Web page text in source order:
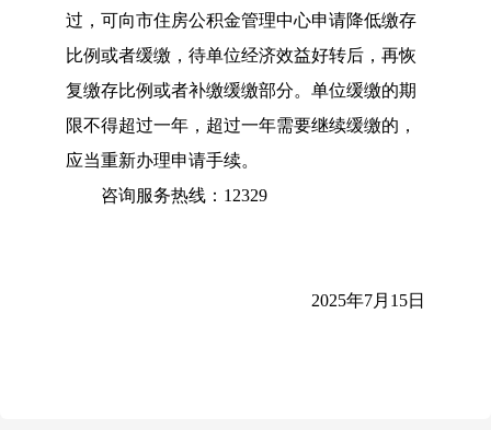
过，可 向市住房公积金管理中心申请降低缴存
比例或者缓缴 ， 待单位经济效益好转后，再恢
复缴存比例或者补缴缓缴部分。单位缓缴的期
限不得超过一年 ， 超过一年需要继续缓缴的，
应当重新办理申请手续。
咨询服务热线： 12329
2025年7月 15日